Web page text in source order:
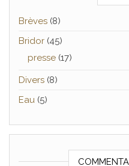
Brèves (8)
Bridor (45)
presse (17)
Divers (8)
Eau (5)